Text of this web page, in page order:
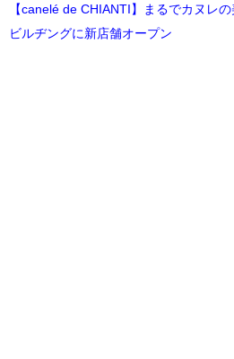
【canelé de CHIANTI】まるでカヌレ
ビルヂングに新店舗オープン